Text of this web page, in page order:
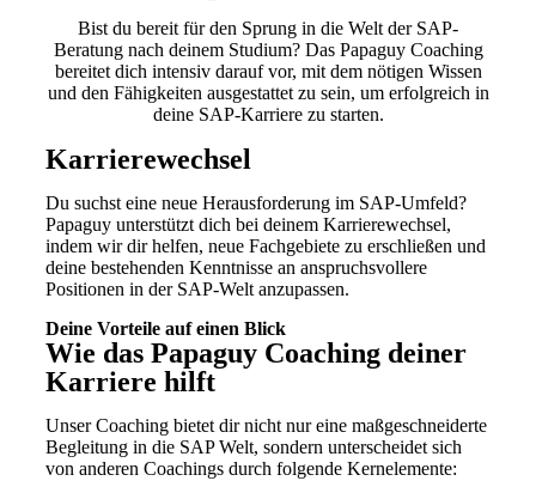
Bist du bereit für den Sprung in die Welt der SAP-
Beratung nach deinem Studium? Das Papaguy Coaching
bereitet dich intensiv darauf vor, mit dem nötigen Wissen
und den Fähigkeiten ausgestattet zu sein, um erfolgreich in
deine SAP-Karriere zu starten.
Karrierewechsel
Du suchst eine neue Herausforderung im SAP-Umfeld?
Papaguy unterstützt dich bei deinem Karrierewechsel,
indem wir dir helfen, neue Fachgebiete zu erschließen und
deine bestehenden Kenntnisse an anspruchsvollere
Positionen in der SAP-Welt anzupassen.
Deine Vorteile auf einen Blick
Wie das Papaguy Coaching deiner
Karriere hilft
Unser Coaching bietet dir nicht nur eine maßgeschneiderte
Begleitung in die SAP Welt, sondern unterscheidet sich
von anderen Coachings durch folgende Kernelemente: